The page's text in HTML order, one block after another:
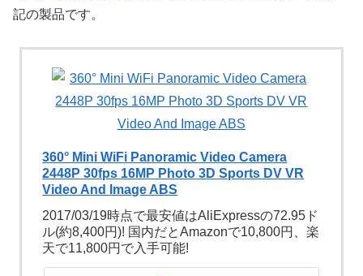
記の製品です。
360° Mini WiFi Panoramic Video Camera
2448P 30fps 16MP Photo 3D Sports DV VR
Video And Image ABS
2017/03/19時点で最安値はAliExpressの72.95ド
ル(約8,400円)! 国内だとAmazonで10,800円、楽
天で11,800円で入手可能!